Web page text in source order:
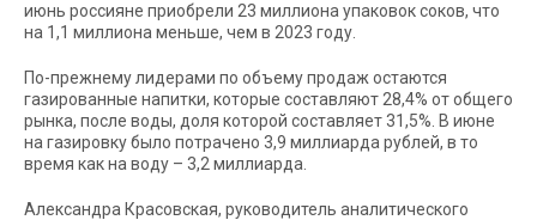
июнь россияне приобрели 23 миллиона упаковок соков, что
на 1,1 миллиона меньше, чем в 2023 году.
По-прежнему лидерами по объему продаж остаются
газированные напитки, которые составляют 28,4% от общего
рынка, после воды, доля которой составляет 31,5%. В июне
на газировку было потрачено 3,9 миллиарда рублей, в то
время как на воду – 3,2 миллиарда.
Александра Красовская, руководитель аналитического